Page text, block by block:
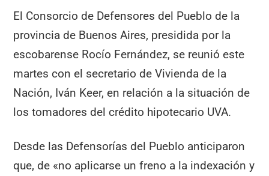
El Consorcio de Defensores del Pueblo de la
provincia de Buenos Aires, presidida por la
escobarense Rocío Fernández, se reunió este
martes con el secretario de Vivienda de la
Nación, Iván Keer, en relación a la situación de
los tomadores del crédito hipotecario UVA.
Desde las Defensorías del Pueblo anticiparon
que, de «no aplicarse un freno a la indexación y